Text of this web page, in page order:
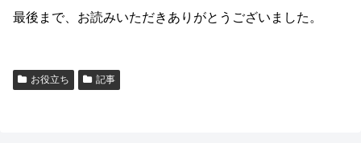
最後まで、お読みいただきありがとうございました。
お役立ち 記事